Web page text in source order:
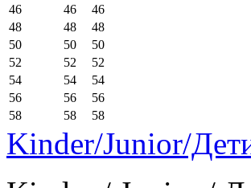
46
46
46
48
48
48
50
50
50
52
52
52
54
54
54
56
56
56
58
58 58
Kinder/Junior/